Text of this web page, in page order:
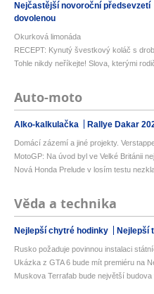
Nejčastější novoroční předsevzetí
dovolenou
Okurková limonáda
RECEPT: Kynutý švestkový koláč s
Tohle nikdy neříkejte! Slova, kterými
Auto-moto
Alko-kalkulačka Rallye Dakar
Domácí zázemí a jiné projekty.
MotoGP: Na úvod byl ve Velké Británii
Nová Honda Prelude v losím testu
Věda a technika
Nejlepší chytré hodinky Nejlepší
Rusko požaduje povinnou instalaci
Ukázka z GTA 6 bude mít premiéru na
Muskova Terrafab bude největší budova